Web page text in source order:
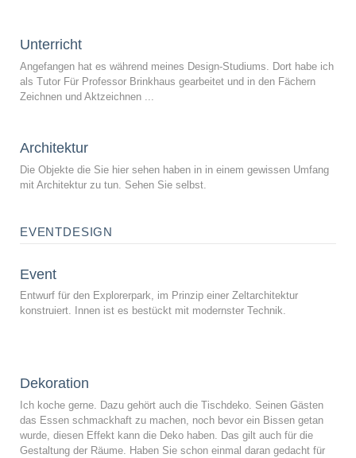
Unterricht
Angefangen hat es während meines Design-Studiums. Dort habe ich
als Tutor Für Professor Brinkhaus gearbeitet und in den Fächern
Zeichnen und Aktzeichnen ...
Architektur
Die Objekte die Sie hier sehen haben in in einem gewissen Umfang
mit Architektur zu tun. Sehen Sie selbst.
EVENTDESIGN
Event
Entwurf für den Explorerpark, im Prinzip einer Zeltarchitektur
konstruiert. Innen ist es bestückt mit modernster Technik.
Dekoration
Ich koche gerne. Dazu gehört auch die Tischdeko. Seinen Gästen
das Essen schmackhaft zu machen, noch bevor ein Bissen getan
wurde, diesen Effekt kann die Deko haben. Das gilt auch für die
Gestaltung der Räume. Haben Sie schon einmal daran gedacht für